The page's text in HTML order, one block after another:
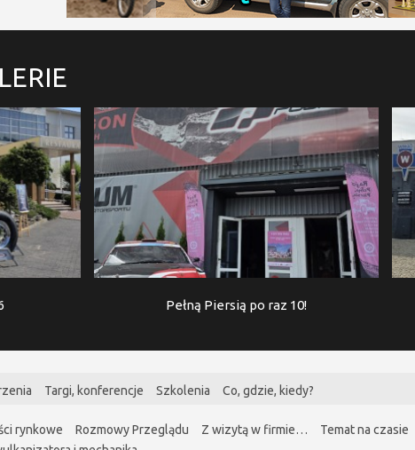
Pełną Piersią po raz 10!
Targi, konferencje Szkolenia Co, gdzie, kiedy?
rynkowe Rozmowy Przeglądu Z wizytą w firmie… Temat na czasie